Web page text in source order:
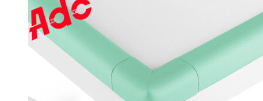
¥24.00。
格
为：
¥20.00。